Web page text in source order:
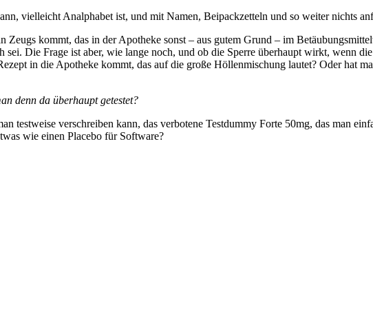
vielleicht Analphabet ist, und mit Namen, Beipackzetteln und so weiter nichts
Zeugs kommt, das in der Apotheke sonst – aus gutem Grund – im
Die Frage ist aber, wie lange noch, und ob die Sperre überhaupt wirkt, wenn
in die Apotheke kommt, das auf die große Höllenmischung lautet? Oder hat
denn da überhaupt getestet?
testweise verschreiben kann, das verbotene Testdummy Forte 50mg, das man
wie einen Placebo für Software?